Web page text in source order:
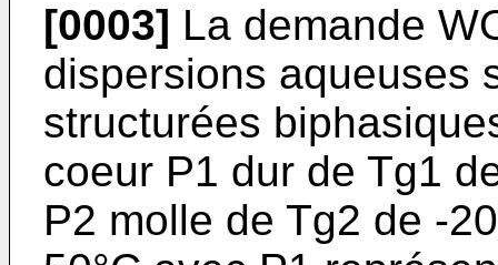
[0003] La demande
dispersions aqueuses
structurées
coeur P1 dur de Tg1
P2 molle de Tg2 de -